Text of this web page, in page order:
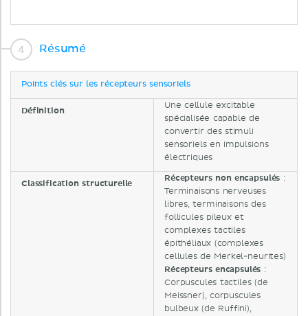
Résumé
Points clés sur les récepteurs sensoriels
Définition
Une cellule excitable
spécialisée capable de
convertir des stimuli
sensoriels en impulsions
électriques
Classification structurelle
Récepteurs non encapsulés :
Terminaisons nerveuses
libres, terminaisons des
follicules pileux et
complexes tactiles
épithéliaux (complexes
cellules de Merkel-neurites)
Récepteurs encapsulés :
Corpuscules tactiles (de
Meissner), corpuscules
bulbeux (de Ruffini),